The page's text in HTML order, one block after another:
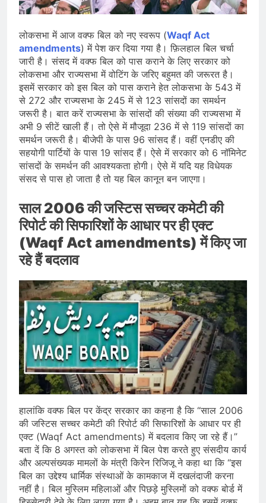
AISA अध्यक्ष नेहा बोरा पर फेंकी गई स्याही,
आरोपी हिरासत में
| World U20 Athletics: भारत का खाता
खुला, Ashish Yadav ने पुरुषों की Javelin
में जीता Silver Medal
August 8, 2026
खेल | Commonwealth Games 2026:
भारत ने 39 पदकों के साथ अभियान चौथे
स्थान पर समाप्त किया
August 8, 2026
लोकसभा में आज वक्फ बिल को नए स्वरूप (Waqf Act
amendments) में पेश कर दिया गया है। फ़िलहाल बिल चर्चा
जारी है। संसद में वक्फ बिल को पास कराने के लिए सरकार को
लोकसभा और राज्यसभा में वोटिंग के जरिए बहुमत की जरूरत है।
इसमें सरकार को इस बिल को पास कराने हेत लोकसभा के 543 में
से 272 और राज्यसभा के 245 में से 123 सांसदों का समर्थन
जरूरी है। बात करें राज्यसभा के सांसदों की संख्या की राज्यसभा में
अभी 9 सीटें खाली हैं। तो ऐसे में मौजूदा 236 में से 119 सांसदों का
समर्थन जरूरी है। बीजेपी के पास 96 सांसद हैं। वहीं एनडीए की
सहयोगी पार्टियों के पास 19 सांसद हैं। ऐसे में सरकार को 6 नॉमिनेट
सांसदों के समर्थन की आवश्यकता होगी। ऐसे में यदि यह विधेयक
संसद से पास हो जाता है तो यह बिल कानून बन जाएगा।
साल 2006 की जस्टिस सच्चर कमेटी की
रिपोर्ट की सिफारिशों के आधार पर ही एक्ट
(Waqf Act amendments) में किए जा
रहे हैं बदलाव
हालांकि वक्फ बिल पर केंद्र सरकार का कहना है कि “साल 2006
की जस्टिस सच्चर कमेटी की रिपोर्ट की सिफारिशों के आधार पर ही
एक्ट (Waqf Act amendments) में बदलाव किए जा रहे हैं।”
बता दें कि 8 अगस्त को लोकसभा में बिल पेश करते हुए संसदीय कार्य
और अल्पसंख्यक मामलों के मंत्री किरेन रिजिजू ने कहा था कि “इस
बिल का उद्देश्य धार्मिक संस्थाओं के कामकाज में दखलंदाजी करना
नहीं है। बिल मुस्लिम महिलाओं और पिछड़े मुस्लिमों को वक्फ बोर्ड में